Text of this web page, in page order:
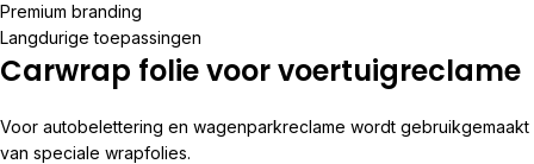
Premium branding
Langdurige toepassingen
Carwrap folie voor voertuigreclame
Voor autobelettering en wagenparkreclame wordt gebruikgemaakt
van speciale wrapfolies.